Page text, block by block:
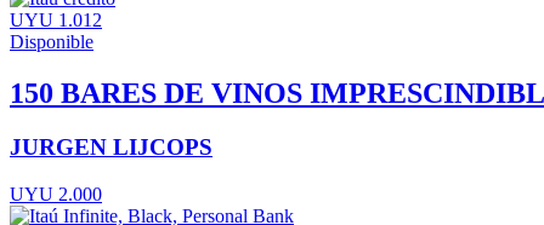
UYU 1.012
Disponible
150 BARES DE VINOS
JURGEN LIJCOPS
UYU 2.000